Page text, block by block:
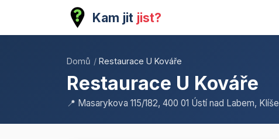
Kam jit jist?
Domů / Restaurace U Kováře
Restaurace U Kováře
📍 Masarykova 115/182, 400 01 Ústí nad Labem, Klíše